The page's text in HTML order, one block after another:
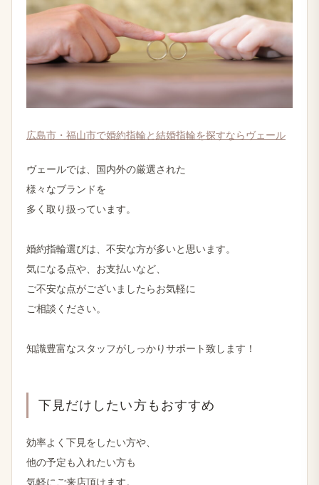
広島市・福山市で​婚約指輪と​結婚​指輪を​探すなら​ヴェール
ヴェールでは、​国内外の​厳選された
様々な​ブランドを
多く​取り​扱っています。
婚約指輪選びは、​不安な方が​多いと​思います。
気に​なる​点や、​お支払いなど、
ご不安な​点が​ございましたら​お気軽に
ご相談ください。
知識豊富な​スタッフが​しっかり​サポート致します！
下見だけしたい方も​おすすめ
効率よく​下見を​したい方や、
他の​予定も​入れたい方も
気軽に​ご来店頂けます。